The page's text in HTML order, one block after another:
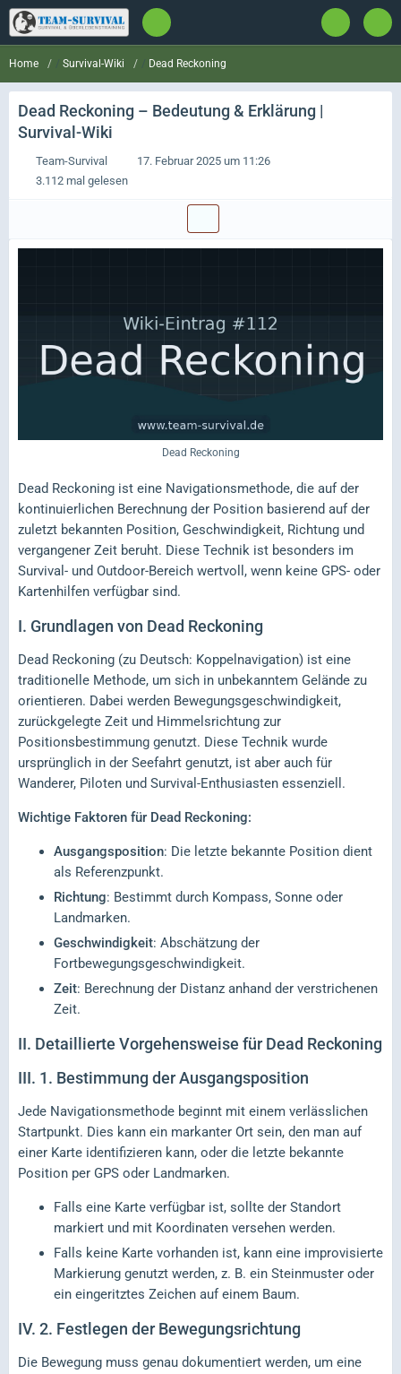
Home Survival-Wiki Dead Reckoning
Dead Reckoning – Bedeutung & Erklärung |
Survival-Wiki
Team-Survival
17. Februar 2025 um 11:26
3.112 mal gelesen
Dead Reckoning
Dead Reckoning ist eine Navigationsmethode, die auf der
kontinuierlichen Berechnung der Position basierend auf der
zuletzt bekannten Position, Geschwindigkeit, Richtung und
vergangener Zeit beruht. Diese Technik ist besonders im
Survival- und Outdoor-Bereich wertvoll, wenn keine GPS- oder
Kartenhilfen verfügbar sind.
I. Grundlagen von Dead Reckoning
Dead Reckoning (zu Deutsch: Koppelnavigation) ist eine
traditionelle Methode, um sich in unbekanntem Gelände zu
orientieren. Dabei werden Bewegungsgeschwindigkeit,
zurückgelegte Zeit und Himmelsrichtung zur
Positionsbestimmung genutzt. Diese Technik wurde
ursprünglich in der Seefahrt genutzt, ist aber auch für
Wanderer, Piloten und Survival-Enthusiasten essenziell.
Wichtige Faktoren für Dead Reckoning:
Ausgangsposition: Die letzte bekannte Position dient
als Referenzpunkt.
Richtung: Bestimmt durch Kompass, Sonne oder
Landmarken.
Geschwindigkeit: Abschätzung der
Fortbewegungsgeschwindigkeit.
Zeit: Berechnung der Distanz anhand der verstrichenen
Zeit.
II. Detaillierte Vorgehensweise für Dead Reckoning
III. 1. Bestimmung der Ausgangsposition
Jede Navigationsmethode beginnt mit einem verlässlichen
Startpunkt. Dies kann ein markanter Ort sein, den man auf
einer Karte identifizieren kann, oder die letzte bekannte
Position per GPS oder Landmarken.
Falls eine Karte verfügbar ist, sollte der Standort
markiert und mit Koordinaten versehen werden.
Falls keine Karte vorhanden ist, kann eine improvisierte
Markierung genutzt werden, z. B. ein Steinmuster oder
ein eingeritztes Zeichen auf einem Baum.
IV. 2. Festlegen der Bewegungsrichtung
Die Bewegung muss genau dokumentiert werden, um eine